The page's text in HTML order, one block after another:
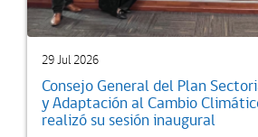
29 Jul 2026
Consejo General del Plan
y Adaptación al Cambio
realizó su sesión inaugural